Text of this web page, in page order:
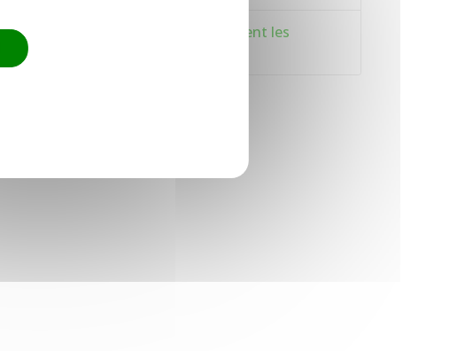
Armes : à quoi correspondent les